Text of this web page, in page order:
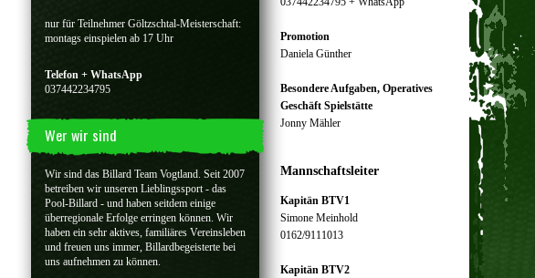
nur für Teilnehmer Göltzschtal-Meisterschaft:
montags einspielen ab 17 Uhr
Telefon + WhatsApp
037442234795
Wer wir sind
Wir sind das Billard Team Vogtland. Seit 2007
betreiben wir unseren Lieblingssport - das
Pool-Billard - und haben seitdem einige
überregionale Erfolge erringen können. Wir
haben ein sehr aktives, familiäres Vereinsleben
und freuen uns immer, Billardbegeisterte bei
uns aufnehmen zu können.
Promotion
Daniela Günther
Besondere Aufgaben, Operatives
Geschäft Spielstätte
Jonny Mähler
Mannschaftsleiter
Kapitän BTV1
Simone Meinhold
0162/9111013
Kapitän BTV2